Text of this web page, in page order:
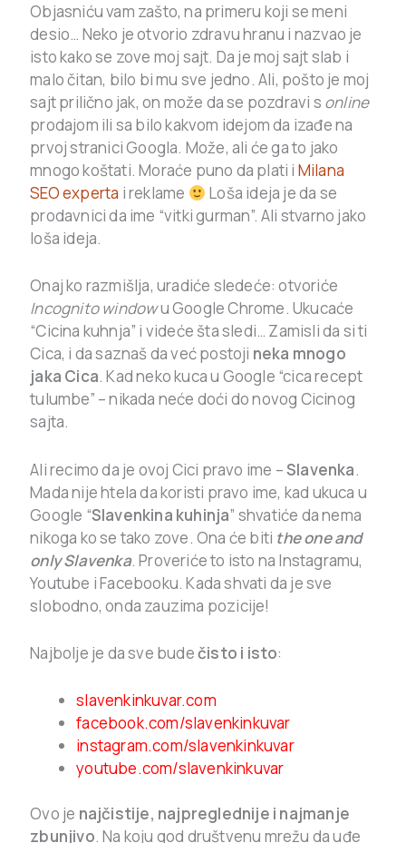
Objasniću vam zašto, na primeru koji se meni
desio… Neko je otvorio zdravu hranu i nazvao je
isto kako se zove moj sajt. Da je moj sajt slab i
malo čitan, bilo bi mu sve jedno. Ali, pošto je moj
sajt prilično jak, on može da se pozdravi s online
prodajom ili sa bilo kakvom idejom da izađe na
prvoj stranici Googla. Može, ali će ga to jako
mnogo koštati. Moraće puno da plati i Milana
SEO experta i reklame
Loša ideja je da se
prodavnici da ime “vitki gurman”. Ali stvarno jako
loša ideja.
Onaj ko razmišlja, uradiće sledeće: otvoriće
Incognito windowu Google Chrome. Ukucaće
“Cicina kuhnja” i videće šta sledi… Zamisli da si ti
Cica, i da saznaš da već postoji neka mnogo
jaka Cica. Kad neko kuca u Google “cica recept
tulumbe” – nikada neće doći do novog Cicinog
sajta.
Ali recimo da je ovoj Cici pravo ime –Slavenka.
Mada nije htela da koristi pravo ime, kad ukuca u
Google “Slavenkina kuhinja” shvatiće da nema
nikoga ko se tako zove. Ona će biti the one and
onlySlavenka. Proveriće to isto na Instagramu,
Youtube i Facebooku. Kada shvati da je sve
slobodno, onda zauzima pozicije!
Najbolje je da sve budečisto i isto:
slavenkinkuvar.com
facebook.com/slavenkinkuvar
instagram.com/slavenkinkuvar
youtube.com/slavenkinkuvar
Ovo je najčistije, najpreglednije i najmanje
zbunjivo. Na koju god društvenu mrežu da uđe